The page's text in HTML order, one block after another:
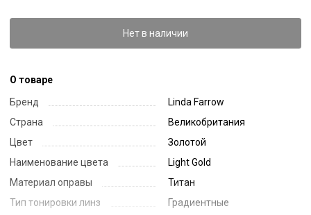
Нет в наличии
О товаре
Бренд
Linda Farrow
Страна
Великобритания
Цвет
Золотой
Наименование цвета
Light Gold
Материал оправы
Титан
Тип тонировки линз
Градиентные